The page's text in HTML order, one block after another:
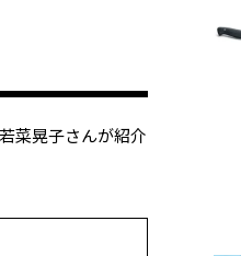
菜晃子さんが紹介